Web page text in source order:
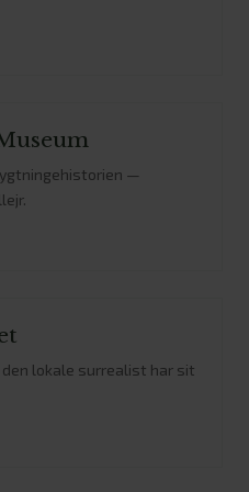
—
lokale surrealist har sit